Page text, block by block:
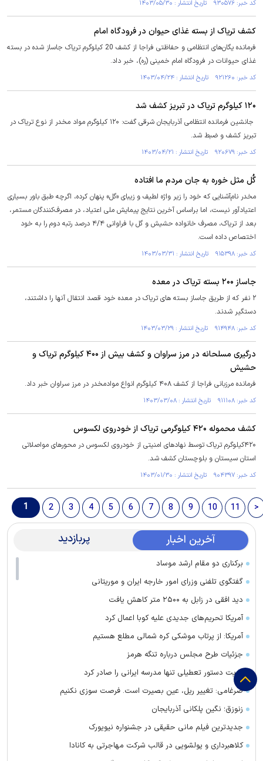
کد خبر: ۹۳۰۵۷۶ تاریخ انتشار : ۱۴۰۳/۰۵/۳۰
کشف تریاک از بسته غذای حیوان در فرودگاه امام
فرمانده یگان‌های انتظامی و حفاظتی فراجا از کشف 20 کیلوگرم تریاک جاساز شده در بسته
غذای حیوانات در فرودگاه امام خمینی (ره)، خبر داد.
کد خبر: ۹۲۱۲۶۰ تاریخ انتشار : ۱۴۰۳/۰۴/۲۴
۱۲۰ کیلوگرم تریاک در تبریز کشف شد
جانشین فرمانده انتظامی آذربایجان شرقی گفت: ۱۲۰ کیلوگرم مواد مخدر از نوع تریاک در
تبریز کشف و ضبط شد.
کد خبر: ۹۲۰۶۷۹ تاریخ انتشار : ۱۴۰۳/۰۴/۲۱
گُل مثل خوره به جان مردم ما افتاده
مخدر نام‌آشنایی که خود را زیر واژه لطیف و زیبای «گل» پنهان کرده، اگرچه طبق باور بسیاری
اعتیادآور نیست، اما براساس آخرین نتایج پیمایش ملی اعتیاد، در مصرف‌کنندگان مستمر،
بعد از تریاک، مصرف خانواده حشیش و گل با فراوانی ۴/۴ درصد رتبه دوم را به خود
اختصاص داده است.
کد خبر: ۹۱۵۳۹۸ تاریخ انتشار : ۱۴۰۳/۰۳/۳۱
جاساز ۲۰۰ بسته تریاک در معده
۲ نفر که از طریق جاساز بسته های تریاک در معده خود قصد انتقال آنها را داشتند،
دستگیر شدند.
کد خبر: ۹۱۴۹۴۸ تاریخ انتشار : ۱۴۰۳/۰۳/۲۹
درگیری مسلحانه در مرز سراوان و کشف بیش از ۴۰۰ کیلوگرم تریاک و
حشیش
فرمانده مرزبانی فراجا از کشف ۴۰۸ کیلوگرم انواع موادمخدر در مرز سراوان خبر داد.
کد خبر: ۹۱۱۱۰۸ تاریخ انتشار : ۱۴۰۳/۰۳/۰۸
کشف محموله ۴۲۰ کیلوگرمی تریاک از خودروی لکسوس
۴۲۰کیلوگرم تریاک توسط نهاد‌های امنیتی از خودروی لکسوس در محور‌های مواصلاتی
استان سیستان و بلوچستان کشف شد.
کد خبر: ۹۰۴۳۹۷ تاریخ انتشار : ۱۴۰۳/۰۱/۳۰
1 2 3 4 5 6 7 8 9 10 11 >
آخرین اخبار پربازدید
برکناری دو مقام ارشد موساد
گفتگوی تلفنی وزرای امور خارجه ایران و موریتانی
دید افقی در زابل به ۲۵۰۰ متر کاهش یافت
آمریکا تحریم‌های جدیدی علیه کوبا اعمال کرد
آمریکا: از پرتاب موشکی کره شمالی مطلع هستیم
جزئیات طرح مجلس درباره تنگه هرمز
کویت دستور تعطیلی تنها مدرسه ایرانی را صادر کرد
ضرغامی: تغییر ریل، عین بصیرت است. فرصت سوزی نکنیم
زنوزق؛ نگین پلکانی آذربایجان
جدیدترین فیلم مانی حقیقی در جشنواره نیویورک
کلاهبرداری و پولشویی در قالب شرکت مهاجرتی به کانادا